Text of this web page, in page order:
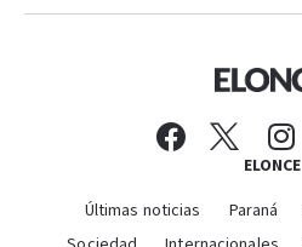
ELONCE
Últimas noticias Paraná